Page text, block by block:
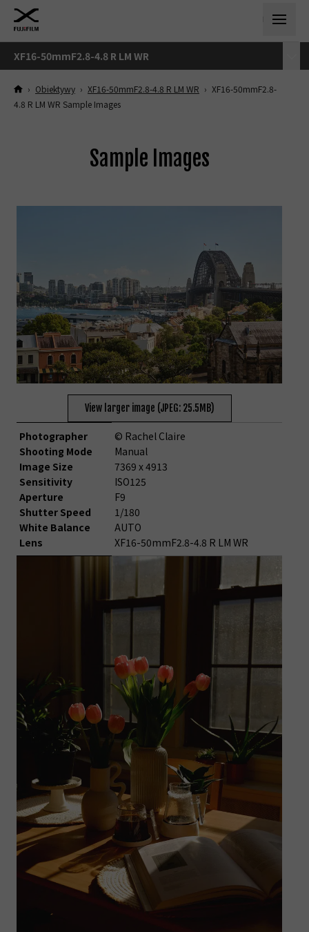
XF16-50mmF2.8-4.8 R LM WR
› Obiektywy › XF16-50mmF2.8-4.8 R LM WR › XF16-50mmF2.8-
4.8 R LM WR Sample Images
Sample Images
View larger image (JPEG: 25.5MB)
Photographer
Shooting Mode
Image Size
Sensitivity
Aperture
Shutter Speed
White Balance
Lens
© Rachel Claire
Manual
7369 x 4913
ISO125
F9
1/180
AUTO
XF16-50mmF2.8-4.8 R LM WR